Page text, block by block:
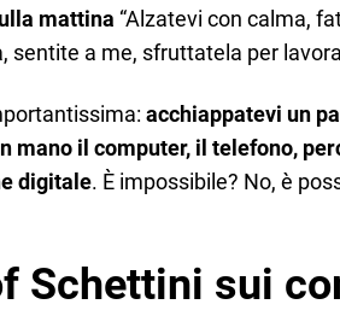
mattina “Alzatevi con calma,
sentite a me, sfruttatela per
acchiappatevi un
mano il computer, il telefono,
digitale. È impossibile? No, è
Schettini sui